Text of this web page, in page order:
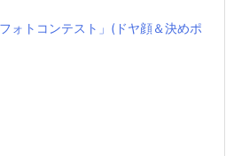
ォトコンテスト」(ドヤ顔＆決めポ